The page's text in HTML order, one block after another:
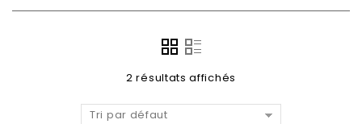
2 résultats affichés
Tri par défaut